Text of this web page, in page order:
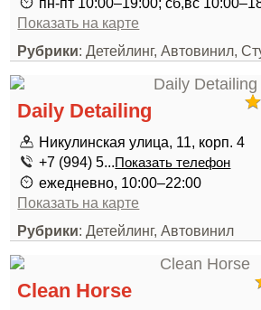
Показать на карте
Рубрики: Детейлинг, Автовинил,
Daily Detailing
Никулинская улица, 11, корп. 4
+7 (994) 5...Показать телефон
ежедневно, 10:00–22:00
Показать на карте
Рубрики: Детейлинг, Автовинил
Clean Horse